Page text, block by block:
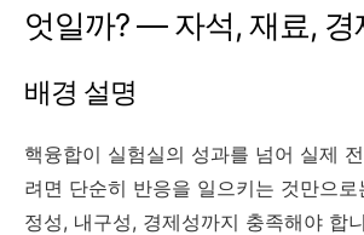
엇일까? — 자석, 재료, 경
배경 설명
핵융합이 실험실의 성과를 넘어 실제
려면 단순히 반응을 일으키는 것만으
정성, 내구성, 경제성까지 충족해야 합